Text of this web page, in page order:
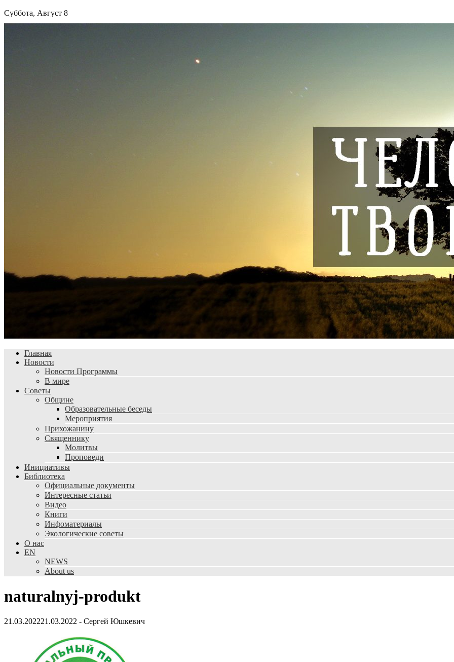
Суббота, Август 8
Главная
Новости
Новости Программы
В мире
Советы
Общине
Образовательные беседы
Мероприятия
Прихожанину
Священнику
Молитвы
Проповеди
Инициативы
Библиотека
Официальные документы
Интересные статьи
Видео
Книги
Инфоматериалы
Экологические советы
О нас
EN
NEWS
About us
naturalnyj-produkt
21.03.202221.03.2022 - Сергей Юшкевич